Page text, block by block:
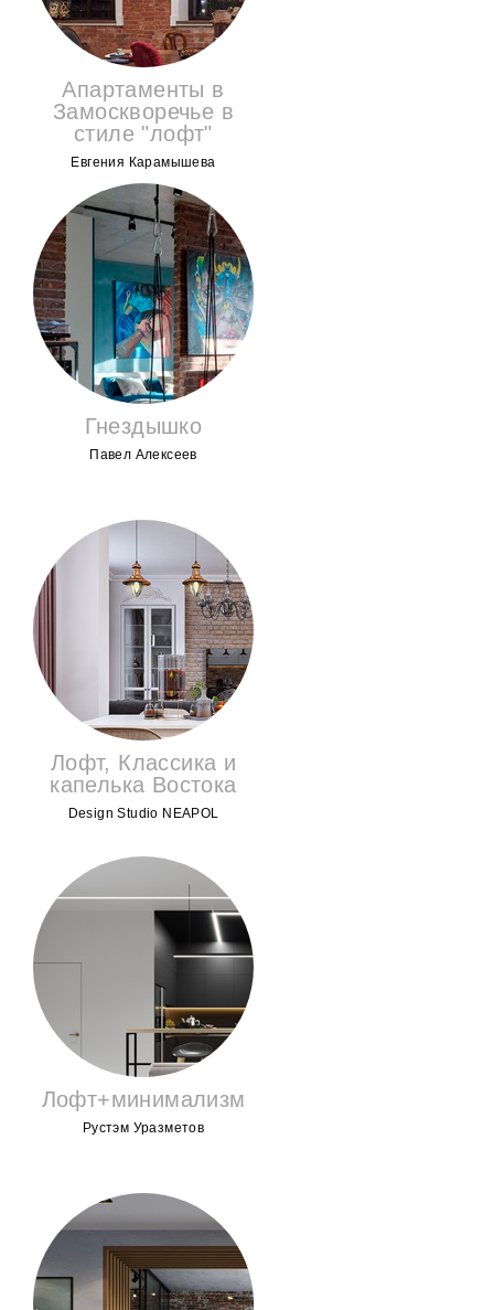
Апартаменты в
Замоскворечье в
стиле "лофт"
Евгения Карамышева
Гнездышко
Павел Алексеев
Лофт, Классика и
капелька Востока
Design Studio NEAPOL
Лофт+минимализм
Рустэм Уразметов